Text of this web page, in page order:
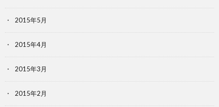
2015年5月
2015年4月
2015年3月
2015年2月